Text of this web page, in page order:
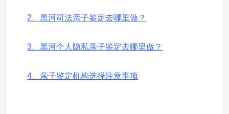
2、黑河司法亲子鉴定去哪里做？
3、黑河个人隐私亲子鉴定去哪里做？
4、亲子鉴定机构选择注意事项